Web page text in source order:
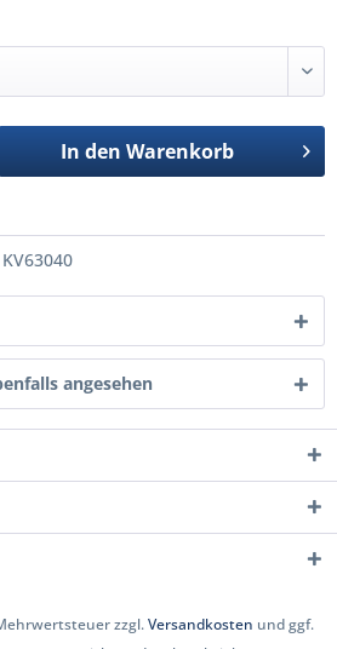
In den Warenkorb
KV63040
angesehen
zzgl.Versandkosten und ggf.